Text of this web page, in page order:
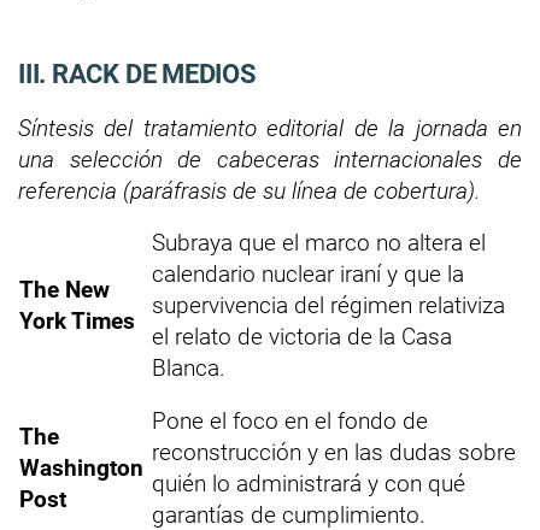
III. RACK DE MEDIOS
Síntesis del tratamiento editorial de la jornada en
una selección de cabeceras internacionales de
referencia (paráfrasis de su línea de cobertura).
The New
York Times
Subraya que el marco no altera el
calendario nuclear iraní y que la
supervivencia del régimen relativiza
el relato de victoria de la Casa
Blanca.
The
Washington
Post
Pone el foco en el fondo de
reconstrucción y en las dudas sobre
quién lo administrará y con qué
garantías de cumplimiento.